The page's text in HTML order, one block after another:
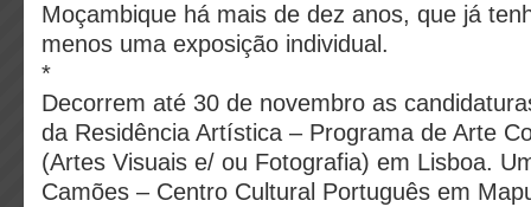
Moçambique há mais de dez anos, que já
menos uma exposição individual.
*
Decorrem até 30 de novembro as
da Residência Artística – Programa de Arte
(Artes Visuais e/ ou Fotografia) em Lisboa.
Camões – Centro Cultural Português em